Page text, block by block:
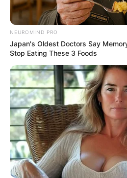
NEUROMIND PRO
Japan's Oldest Doctors Say
Stop Eating These 3 Foods